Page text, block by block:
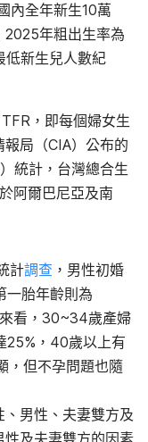
內全年新生10萬
年粗出生率為
低新生兒人數紀
，即每個婦女生
局（CIA）公布的
統計，台灣總合生
阿爾巴尼亞及南
計調查 ，男性初婚
一胎年齡則為
看，30~34歲產婦
25%，40歲以上有
，但不孕問題也隨
男性、夫妻雙方及